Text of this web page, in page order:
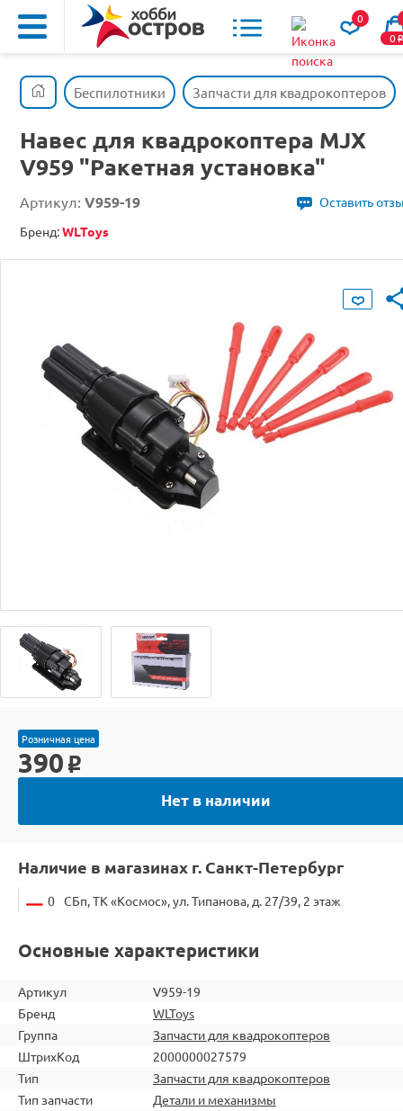
0
0o
Беспилотники Запчасти для квадрокоптеров
Навес для квадрокоптера MJX
V959 "Ракетная установка"
Артикул: V959-19
Оставить
Бренд:WLToys
Розничная цена
390 o
Нет в наличии
Наличие в магазинах г. Санкт-Петербург
0 СБп, ТК «Космос», ул. Типанова, д. 27/39, 2 этаж
Основные характеристики
Артикул
V959-19
Бренд
WLToys
Группа
Запчасти для квадрокоптеров
ШтрихКод
2000000027579
Тип
Запчасти для квадрокоптеров
Тип запчасти
Детали и механизмы